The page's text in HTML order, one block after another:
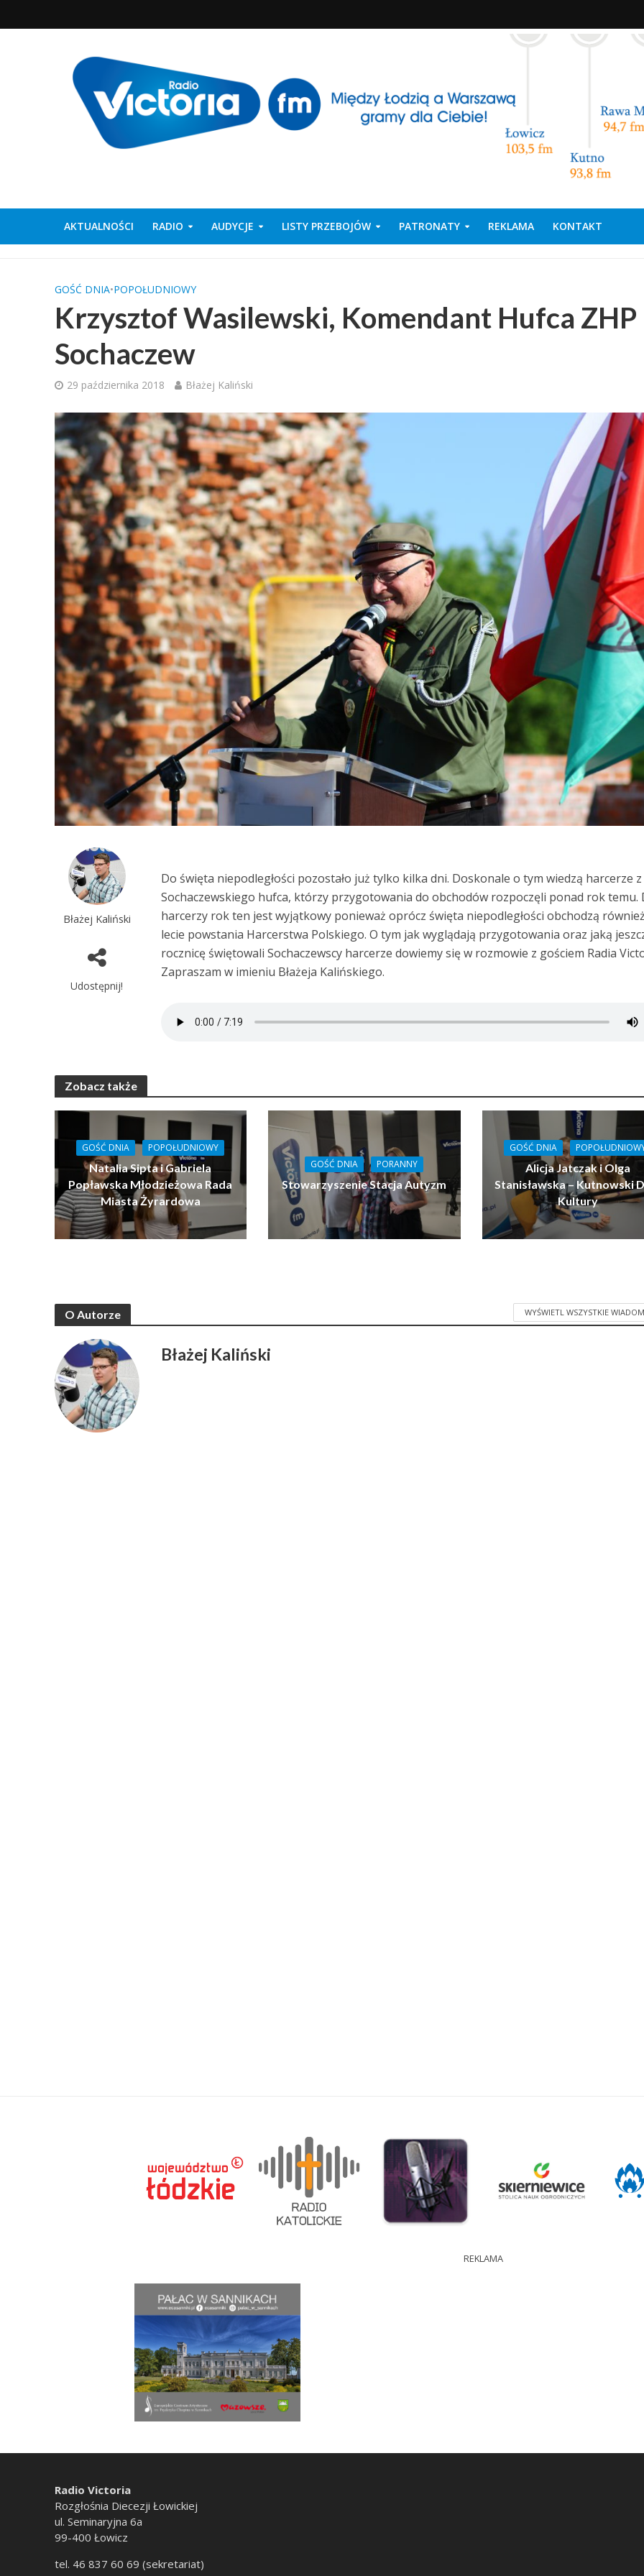
AKTUALNOŚCI RADIO AUDYCJE LISTY PRZEBOJÓW PATRONATY REKLAMA KONTAKT
GOŚĆ DNIA•POPOŁUDNIOWY
Krzysztof Wasilewski, Komendant Hufca ZHP
Sochaczew
29 października 2018 Błażej Kaliński
Błażej Kaliński
Udostępnij!
Do święta niepodległości pozostało już tylko kilka dni. Doskonale o tym wiedzą harcerze z
Sochaczewskiego hufca, którzy przygotowania do obchodów rozpoczęli ponad rok temu.
harcerzy rok ten jest wyjątkowy ponieważ oprócz święta niepodległości obchodzą
lecie powstania Harcerstwa Polskiego. O tym jak wyglądają przygotowania oraz jaką
rocznicę świętowali Sochaczewscy harcerze dowiemy się w rozmowie z gościem Radia
Zapraszam w imieniu Błażeja Kalińskiego.
Zobacz także
GOŚĆ DNIA POPOŁUDNIOWY
Natalia Sipta i Gabriela
Popławska Młodzieżowa Rada
Miasta Żyrardowa
GOŚĆ DNIA PORANNY
Stowarzyszenie Stacja Autyzm
GOŚĆ DNIA
Alicja Jatczak i Olga
Stanisławska – Kutnowski
Kultury
O Autorze WYŚWIETL WSZYSTKIE
Błażej Kaliński
REKLAMA
Radio Victoria
Rozgłośnia Diecezji Łowickiej
ul. Seminaryjna 6a
99-400 Łowicz
tel. 46 837 60 69 (sekretariat)